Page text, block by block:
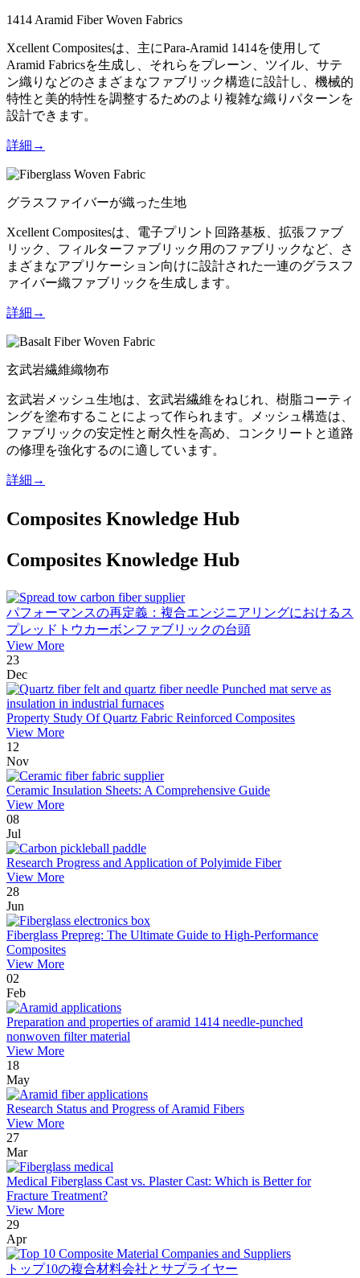
1414 Aramid Fiber Woven Fabrics
Xcellent Compositesは、主にPara-Aramid 1414を使用して
Aramid Fabricsを生成し、それらをプレーン、ツイル、サテ
ン織りなどのさまざまなファブリック構造に設計し、機械的
特性と美的特性を調整するためのより複雑な織りパターンを
設計できます。
詳細→
グラスファイバーが織った生地
Xcellent Compositesは、電子プリント回路基板、拡張ファブ
リック、フィルターファブリック用のファブリックなど、さ
まざまなアプリケーション向けに設計された一連のグラスフ
ァイバー織ファブリックを生成します。
詳細→
玄武岩繊維織物布
玄武岩メッシュ生地は、玄武岩繊維をねじれ、樹脂コーティ
ングを塗布することによって作られます。メッシュ構造は、
ファブリックの安定性と耐久性を高め、コンクリートと道路
の修理を強化するのに適しています。
詳細→
Composites Knowledge Hub
Composites Knowledge Hub
パフォーマンスの再定義：複合エンジニアリングにおけるス
プレッドトウカーボンファブリックの台頭
View More
23
Dec
Property Study Of Quartz Fabric Reinforced Composites
View More
12
Nov
Ceramic Insulation Sheets: A Comprehensive Guide
View More
08
Jul
Research Progress and Application of Polyimide Fiber
View More
28
Jun
Fiberglass Prepreg: The Ultimate Guide to High-Performance
Composites
View More
02
Feb
Preparation and properties of aramid 1414 needle-punched
nonwoven filter material
View More
18
May
Research Status and Progress of Aramid Fibers
View More
27
Mar
Medical Fiberglass Cast vs. Plaster Cast: Which is Better for
Fracture Treatment?
View More
29
Apr
トップ10の複合材料会社とサプライヤー